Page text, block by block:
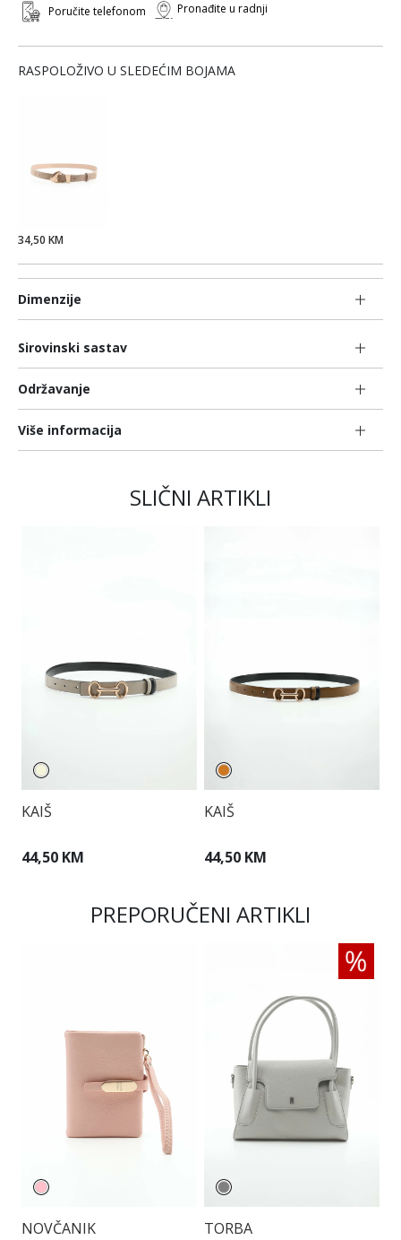
Dimenzije
Sirovinski sastav
Održavanje
Više informacija
Poručite telefonom Pronađite u radnji
RASPOLOŽIVO U SLEDEĆIM BOJAMA
34,50 KM
SLIČNI ARTIKLI
KAIŠ
44,50 KM
KAIŠ
44,50 KM
PREPORUČENI ARTIKLI
NOVČANIK TORBA